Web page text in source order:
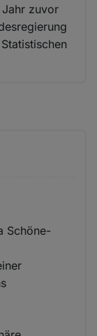
zuvor
Schöne-